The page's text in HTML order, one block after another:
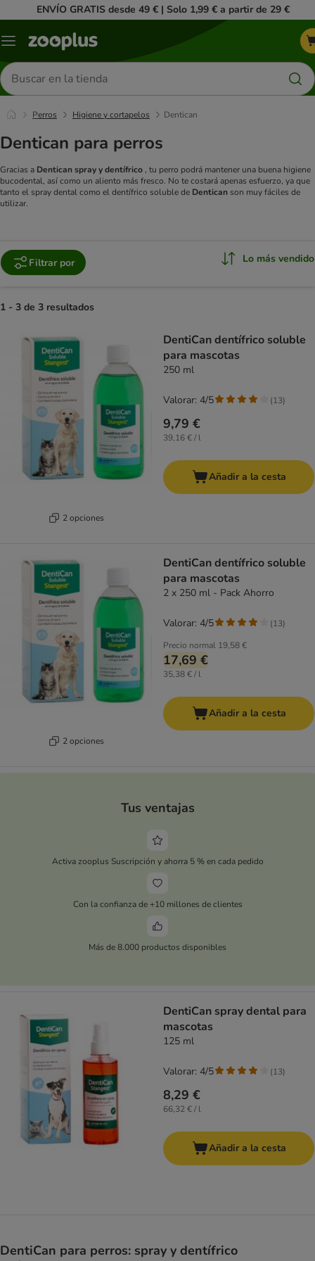
ENVÍO GRATIS desde 49 € | Solo 1,99 € a partir de 29 €
Menú
Buscar
productos
Perros Higiene y cortapelos Dentican
Dentican para perros
Gracias a Dentican spray y dentífrico , tu perro podrá mantener una buena higiene
bucodental, así como un aliento más fresco. No te costará apenas esfuerzo, ya que
tanto el spray dental como el dentífrico soluble de Dentican son muy fáciles de
utilizar.
Filtrar por Lo más vendido
1 - 3 de 3 resultados
2 opciones
DentiCan dentífrico soluble
para mascotas
250 ml
9,79 €
39,16 € / l
Valorar: 4/5 (13)
Añadir a la cesta
2 opciones
DentiCan dentífrico soluble
para mascotas
2 x 250 ml - Pack Ahorro
Precio normal 19,58 €
17,69 €
35,38 € / l
Valorar: 4/5 (13)
Añadir a la cesta
Tus ventajas
Activa zooplus Suscripción y ahorra 5 % en cada pedido
Con la confianza de +10 millones de clientes
Más de 8.000 productos disponibles
DentiCan spray dental para
mascotas
125 ml
8,29 €
66,32 € / l
Valorar: 4/5 (13)
Añadir a la cesta
DentiCan para perros: spray y dentífrico